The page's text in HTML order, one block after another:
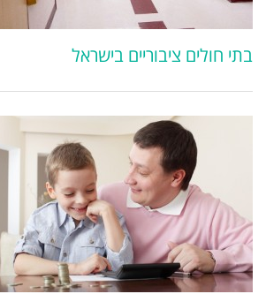
בתי חולים ציבוריים בישראל